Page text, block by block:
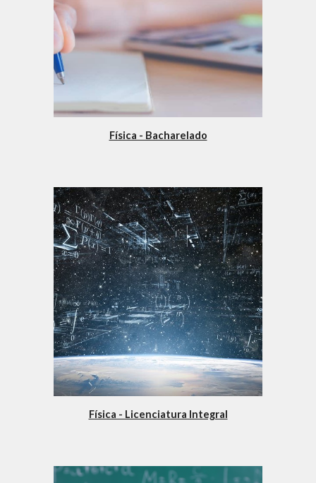
Física - Bacharelado
Física - Licenciatura Integral